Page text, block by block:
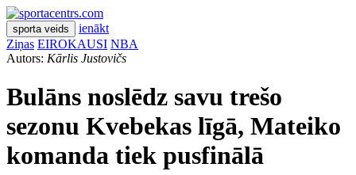
sporta veids
ienākt
Ziņas EIROKAUSI NBA
Autors: Kārlis Justovičs
Bulāns noslēdz savu trešo
sezonu Kvebekas līgā, Mateiko
komanda tiek pusfinālā